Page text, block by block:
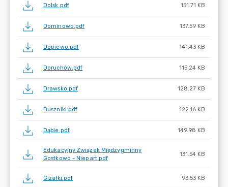
Dolsk.pdf 151.71 KB
Dominowo.pdf 137.59 KB
Dopiewo.pdf 141.43 KB
Doruchów.pdf 115.24 KB
Drawsko.pdf 128.27 KB
Duszniki.pdf 122.16 KB
Dąbie.pdf 149.98 KB
Edukacyjny Związek Międzygminny
Gostkowo - Niepart.pdf
131.54 KB
Gizałki.pdf 93.53 KB